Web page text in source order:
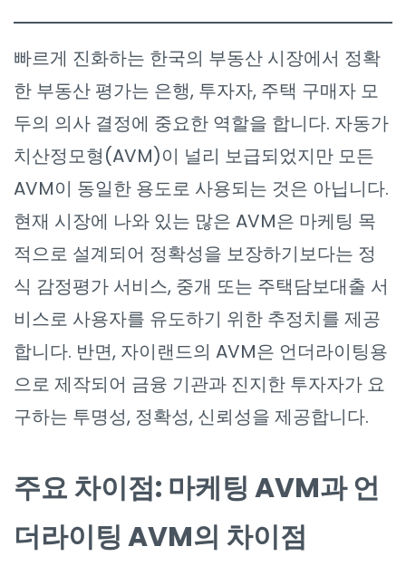
빠르게 진화하는 한국의 부동산 시장에서 정확
한 부동산 평가는 은행, 투자자, 주택 구매자 모
두의 의사 결정에 중요한 역할을 합니다. 자동가
치산정모형(AVM)이 널리 보급되었지만 모든
AVM이 동일한 용도로 사용되는 것은 아닙니다.
현재 시장에 나와 있는 많은 AVM은 마케팅 목
적으로 설계되어 정확성을 보장하기보다는 정
식 감정평가 서비스, 중개 또는 주택담보대출 서
비스로 사용자를 유도하기 위한 추정치를 제공
합니다. 반면, 자이랜드의 AVM은 언더라이팅용
으로 제작되어 금융 기관과 진지한 투자자가 요
구하는 투명성, 정확성, 신뢰성을 제공합니다.
주요 차이점: 마케팅 AVM과 언
더라이팅 AVM의 차이점